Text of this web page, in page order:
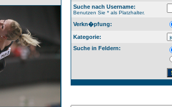
Suche nach Username:
Benutzen Sie * als Platzhalter.
Verkn�pfung:
Kategorie:
Suche in Feldern: